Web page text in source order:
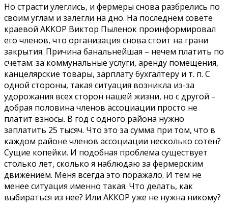
Но страсти улеглись, и фермеры снова разбрелись по
своим углам и залегли на дно. На последнем совете
краевой АККОР Виктор Пыленок проинформировал
его членов, что организация снова стоит на грани
закрытия. Причина банальнейшая – нечем платить по
счетам: за коммунальные услуги, аренду помещения,
канцелярские товары, зарплату бухгалтеру и т. п. С
одной стороны, такая ситуация возникла из-за
удорожания всех сторон нашей жизни, но с другой –
добрая половина членов ассоциации просто не
платит взносы. В год с одного района нужно
заплатить 25 тысяч. Что это за сумма при том, что в
каждом районе членов ассоциации несколько сотен?
Сущие копейки. И подобная проблема существует
столько лет, сколько я наблюдаю за фермерским
движением. Меня всегда это поражало. И тем не
менее ситуация именно такая. Что делать, как
выбираться из нее? Или АККОР уже не нужна никому?